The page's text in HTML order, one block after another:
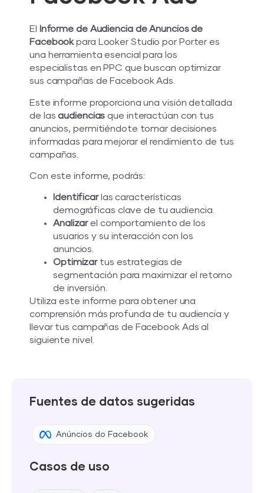
El
Informe de Audiencia de Anuncios de
Facebookpara Looker Studio por Porter es
una herramienta esencial para los
especialistas en PPC que buscan optimizar
sus campañas de Facebook Ads.
Este informe proporciona una visión detallada
de lasaudiencias que interactúan con tus
anuncios, permitiéndote tomar decisiones
informadas para mejorar el rendimiento de tus
campañas.
Con este informe, podrás:
Identificarlas características
demográficas clave de tu audiencia.
Analizarel comportamiento de los
usuarios y su interacción con los
anuncios.
Optimizartus estrategias de
segmentación para maximizar el retorno
de inversión.
Utiliza este informe para obtener una
comprensión más profunda de tu audiencia y
llevar tus campañas de Facebook Ads al
siguiente nivel.
Fuentes de datos sugeridas
Anúncios do Facebook
Casos de uso